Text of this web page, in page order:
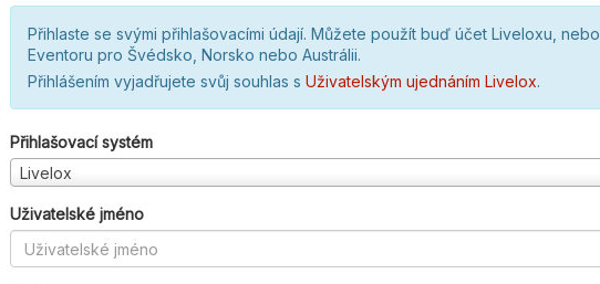
Přihlaste se svými přihlašovacími údají. Můžete použít buď účet Liveloxu,
Eventoru pro Švédsko, Norsko nebo Austrálii.
Přihlášením vyjadřujete svůj souhlas s Uživatelským ujednáním Livelox.
Přihlašovací systém
Livelox
Uživatelské jméno